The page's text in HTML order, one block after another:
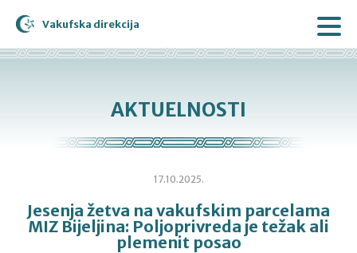
Vakufska direkcija
AKTUELNOSTI
17.10.2025.
Jesenja žetva na vakufskim parcelama
MIZ Bijeljina: Poljoprivreda je težak ali
plemenit posao